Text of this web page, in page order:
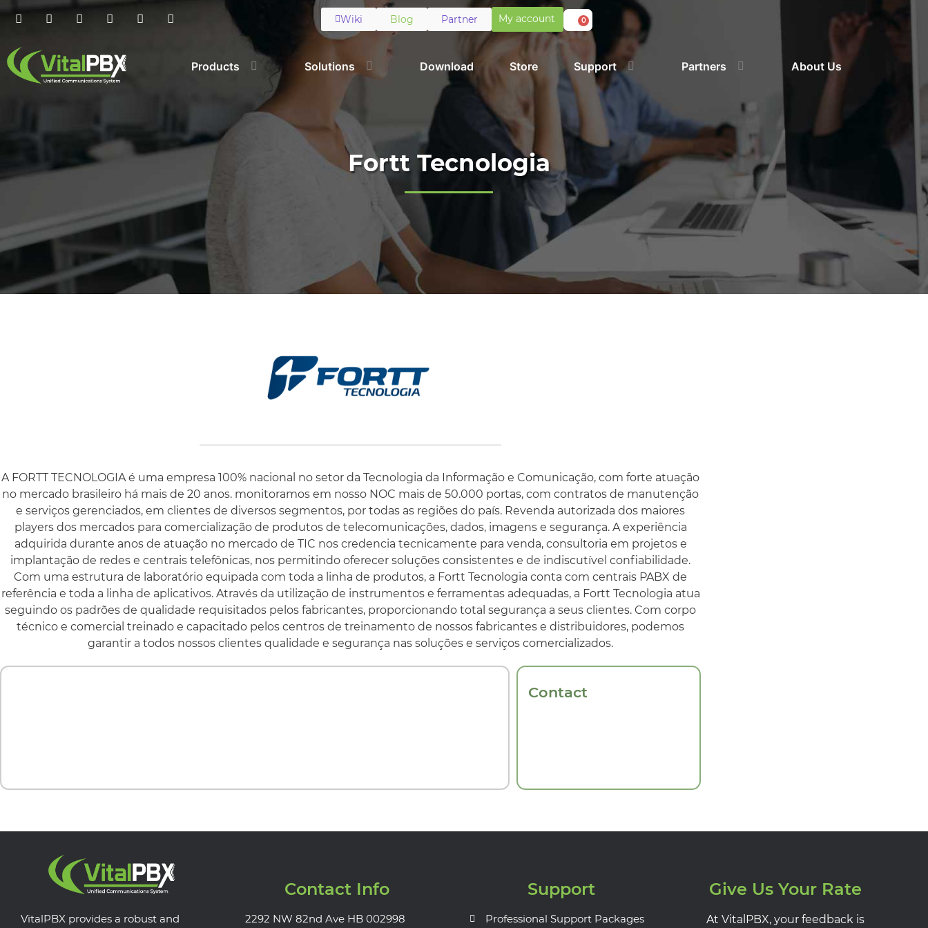
Wiki Blog Partner My account 0
Products Solutions Download Store Support Partners About Us
Fortt Tecnologia
A FORTT TECNOLOGIA é uma empresa 100% nacional no setor da Tecnologia da Informação e Comunicação, com forte atuação
no mercado brasileiro há mais de 20 anos. monitoramos em nosso NOC mais de 50.000 portas, com contratos de manutenção
e serviços gerenciados, em clientes de diversos segmentos, por todas as regiões do país. Revenda autorizada dos maiores
players dos mercados para comercialização de produtos de telecomunicações, dados, imagens e segurança. A experiência
adquirida durante anos de atuação no mercado de TIC nos credencia tecnicamente para venda, consultoria em projetos e
implantação de redes e centrais telefônicas, nos permitindo oferecer soluções consistentes e de indiscutível confiabilidade.
Com uma estrutura de laboratório equipada com toda a linha de produtos, a Fortt Tecnologia conta com centrais PABX de
referência e toda a linha de aplicativos. Através da utilização de instrumentos e ferramentas adequadas, a Fortt Tecnologia atua
seguindo os padrões de qualidade requisitados pelos fabricantes, proporcionando total segurança a seus clientes. Com corpo
técnico e comercial treinado e capacitado pelos centros de treinamento de nossos fabricantes e distribuidores, podemos
garantir a todos nossos clientes qualidade e segurança nas soluções e serviços comercializados.
Contact
VitalPBX provides a robust and
Contact Info
2292 NW 82nd Ave HB 002998
Support
Professional Support Packages
Give Us Your Rate
At VitalPBX, your feedback is